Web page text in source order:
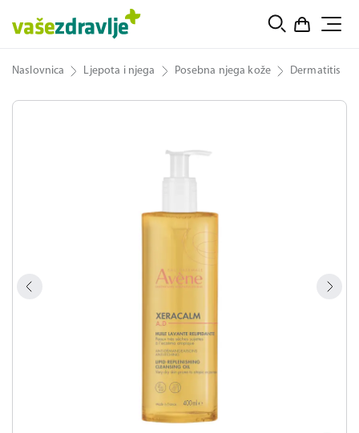
Naslovnica Ljepota i njega Posebna njega kože Dermatitis